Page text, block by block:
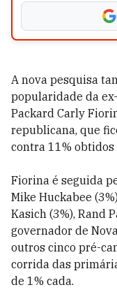
A nova pesquisa
popularidade da
Packard Carly
republicana, que
contra 11% obtidos
Fiorina é seguida
Mike Huckabee
Kasich (3%), Rand
governador de
outros cinco pré-
corrida das
de 1% cada.